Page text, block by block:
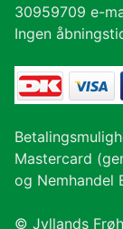
30959709 e-
Ingen
Mastercard
og Nemhandel
© Jyllands